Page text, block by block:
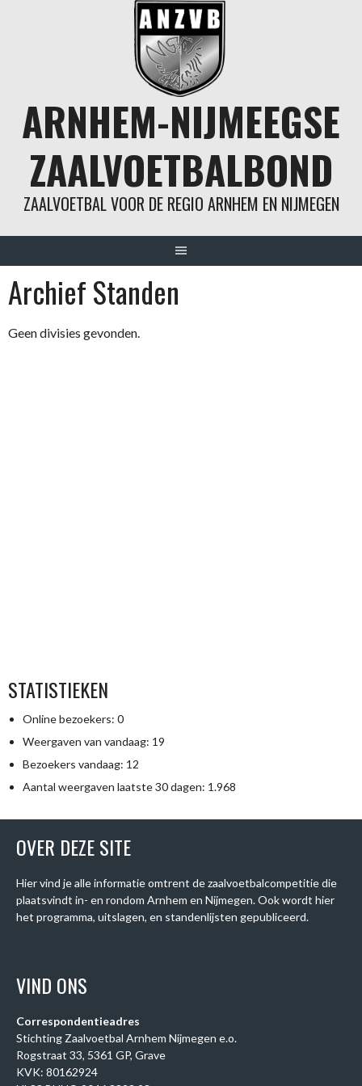
ARNHEM-NIJMEEGSE
ZAALVOETBALBOND
ZAALVOETBAL VOOR DE REGIO ARNHEM EN NIJMEGEN
Archief Standen
Geen divisies gevonden.
STATISTIEKEN
Online bezoekers: 0
Weergaven van vandaag: 19
Bezoekers vandaag: 12
Aantal weergaven laatste 30 dagen: 1.968
OVER DEZE SITE
Hier vind je alle informatie omtrent de zaalvoetbalcompetitie die
plaatsvindt in- en rondom Arnhem en Nijmegen. Ook wordt hier
het programma, uitslagen, en standenlijsten gepubliceerd.
VIND ONS
Correspondentieadres
Stichting Zaalvoetbal Arnhem Nijmegen e.o.
Rogstraat 33, 5361 GP, Grave
KVK: 80162924